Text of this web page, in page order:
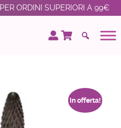
ORDINI SUPERIORI A 99€
In offerta!